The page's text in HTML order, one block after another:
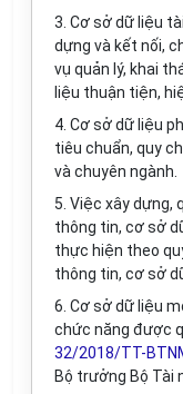
3. Cơ sở dữ liệu
dựng và kết nối,
vụ quản lý, khai
liệu thuận tiện,
4. Cơ sở dữ liệu
tiêu chuẩn, quy
và chuyên ngành.
5. Việc xây dựng,
thông tin, cơ sở
thực hiện theo
thông tin, cơ sở
6. Cơ sở dữ liệu
chức năng được
32/2018/TT-
Bộ trưởng Bộ Tài